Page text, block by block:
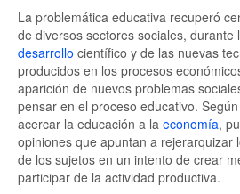
La problemática educativa recuperó
de diversos sectores sociales, durante
desarrollo científico y de las nuevas
producidos en los procesos
aparición de nuevos problemas
pensar en el proceso educativo.
acercar la educación a la economía,
opiniones que apuntan a rejerarquizar
de los sujetos en un intento de crear
participar de la actividad productiva.